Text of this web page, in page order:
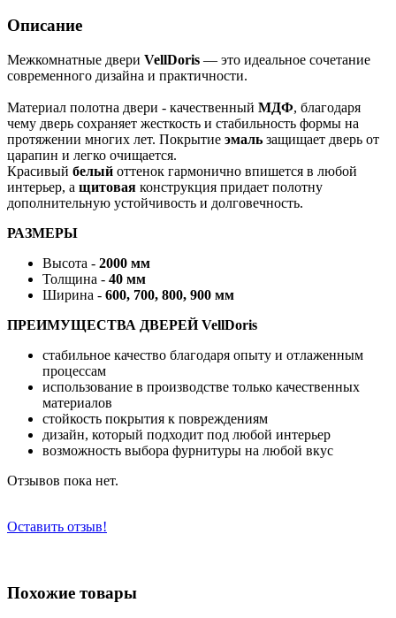
Описание
Межкомнатные двери VellDoris — это идеальное сочетание
современного дизайна и практичности.
Материал полотна двери - качественный МДФ, благодаря
чему дверь сохраняет жесткость и стабильность формы на
протяжении многих лет. Покрытие эмаль защищает дверь от
царапин и легко очищается.
Красивый белый оттенок гармонично впишется в любой
интерьер, а щитовая конструкция придает полотну
дополнительную устойчивость и долговечность.
РАЗМЕРЫ
Высота - 2000 мм
Толщина - 40 мм
Ширина - 600, 700, 800, 900 мм
ПРЕИМУЩЕСТВА ДВЕРЕЙ VellDoris
стабильное качество благодаря опыту и отлаженным
процессам
использование в производстве только качественных
материалов
стойкость покрытия к повреждениям
дизайн, который подходит под любой интерьер
возможность выбора фурнитуры на любой вкус
Отзывов пока нет.
Оставить отзыв!
Похожие товары